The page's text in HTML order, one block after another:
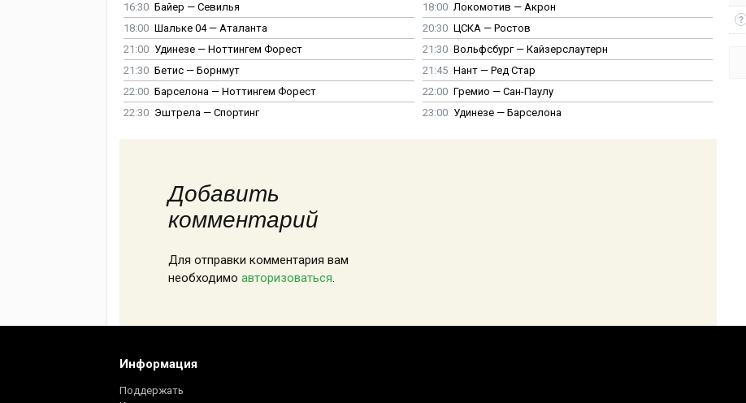
16:30 Байер — Севилья 18:00 Локомотив — Акрон
18:00 Шальке 04 — Аталанта 20:30 ЦСКА — Ростов
21:00 Удинезе — Ноттингем Форест 21:30 Вольфсбург — Кайзерслаутерн
21:30 Бетис — Борнмут 21:45 Нант — Ред Стар
22:00 Барселона — Ноттингем Форест 22:00 Гремио — Сан-Паулу
22:30 Эштрела — Спортинг 23:00 Удинезе — Барселона
Добавить
комментарий
Для отправки комментария вам
необходимо авторизоваться.
Информация
Поддержать